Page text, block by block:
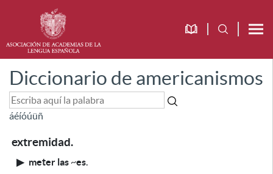
Diccionario de americanismos
áéíóúüñ
extremidad.
▶ meter las ~es.